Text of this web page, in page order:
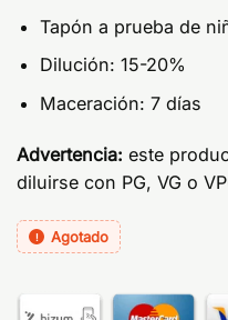
Tapón a prueba de
Dilución: 15-20%
Maceración: 7 días
Advertencia: este
diluirse con PG, VG o
Agotado